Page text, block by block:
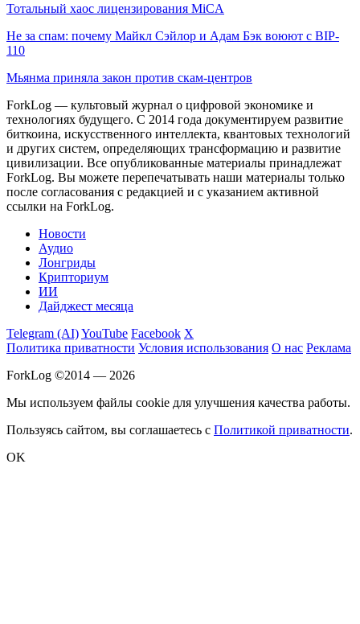
Тотальный хаос лицензирования MiCA
Не за спам: почему Майкл Сэйлор и Адам Бэк воюют с BIP-
110
Мьянма приняла закон против скам-центров
ForkLog — культовый журнал о цифровой экономике и
технологиях будущего. С 2014 года документируем развитие
биткоина, искусственного интеллекта, квантовых технологий
и других систем, определяющих трансформацию и развитие
цивилизации. Все опубликованные материалы принадлежат
ForkLog. Вы можете перепечатывать наши материалы только
после согласования с редакцией и с указанием активной
ссылки на ForkLog.
Новости
Аудио
Лонгриды
Крипториум
ИИ
Дайджест месяца
Telegram (AI)YouTube Facebook X
Политика приватности Условия использования О нас Реклама
ForkLog ©2014 — 2026
Мы используем файлы cookie для улучшения качества работы.
Пользуясь сайтом, вы соглашаетесь с Политикой приватности.
OK